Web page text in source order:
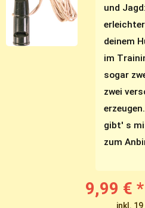
und
deinem
im
sogar
zwei
gibt' s
zum
9,99 € *
inkl. 19